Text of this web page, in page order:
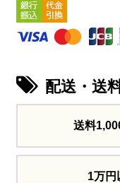
配送・送
送料
1万円